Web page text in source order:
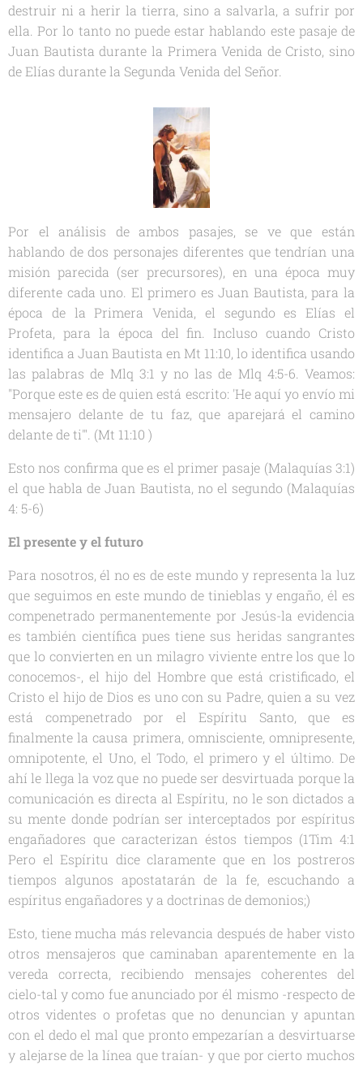
destruir ni a herir la tierra, sino a salvarla, a sufrir por
ella. Por lo tanto no puede estar hablando este pasaje de
Juan Bautista durante la Primera Venida de Cristo, sino
de Elías durante la Segunda Venida del Señor.
Por el análisis de ambos pasajes, se ve que están
hablando de dos personajes diferentes que tendrían una
misión parecida (ser precursores), en una época muy
diferente cada uno. El primero es Juan Bautista, para la
época de la Primera Venida, el segundo es Elías el
Profeta, para la época del fin. Incluso cuando Cristo
identifica a Juan Bautista en Mt 11:10, lo identifica usando
las palabras de Mlq 3:1 y no las de Mlq 4:5-6. Veamos:
"Porque este es de quien está escrito: 'He aquí yo envío mi
mensajero delante de tu faz, que aparejará el camino
delante de ti'". (Mt 11:10 )
Esto nos confirma que es el primer pasaje (Malaquías 3:1)
el que habla de Juan Bautista, no el segundo (Malaquías
4: 5-6)
El presente y el futuro
Para nosotros, él no es de este mundo y representa la luz
que seguimos en este mundo de tinieblas y engaño, él es
compenetrado permanentemente por Jesús-la evidencia
es también científica pues tiene sus heridas sangrantes
que lo convierten en un milagro viviente entre los que lo
conocemos-, el hijo del Hombre que está cristificado, el
Cristo el hijo de Dios es uno con su Padre, quien a su vez
está compenetrado por el Espíritu Santo, que es
finalmente la causa primera, omnisciente, omnipresente,
omnipotente, el Uno, el Todo, el primero y el último. De
ahí le llega la voz que no puede ser desvirtuada porque la
comunicación es directa al Espíritu, no le son dictados a
su mente donde podrían ser interceptados por espíritus
engañadores que caracterizan éstos tiempos (1Tim 4:1
Pero el Espíritu dice claramente que en los postreros
tiempos algunos apostatarán de la fe, escuchando a
espíritus engañadores y a doctrinas de demonios;)
Esto, tiene mucha más relevancia después de haber visto
otros mensajeros que caminaban aparentemente en la
vereda correcta, recibiendo mensajes coherentes del
cielo-tal y como fue anunciado por él mismo -respecto de
otros videntes o profetas que no denuncian y apuntan
con el dedo el mal que pronto empezarían a desvirtuarse
y alejarse de la línea que traían- y que por cierto muchos